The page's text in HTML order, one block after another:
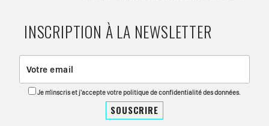
INSCRIPTION À LA NEWSLETTER
Je m'inscris et j'accepte votre politique de confidentialité des données.